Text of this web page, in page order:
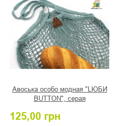
Авоська особо модная "LЮБИ
BUTTON", серая
125,00 грн